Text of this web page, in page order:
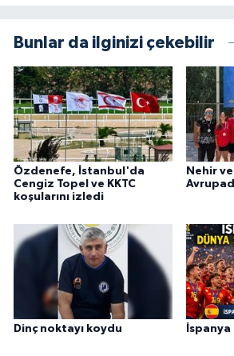
Bunlar da ilginizi çekebilir
Özdenefe, İstanbul'da
Cengiz Topel ve KKTC
koşularını izledi
Nehir
Dinç noktayı koydu